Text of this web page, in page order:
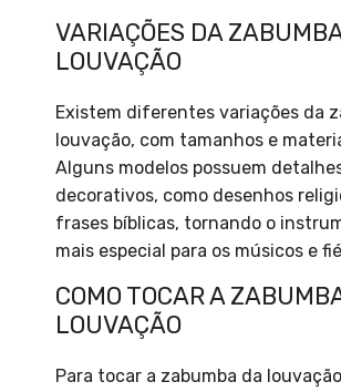
VARIAÇÕES DA
LOUVAÇÃO
Existem diferentes variações da
louvação, com tamanhos e
Alguns modelos possuem
decorativos, como desenhos
frases bíblicas, tornando o
mais especial para os músicos e
COMO TOCAR A
LOUVAÇÃO
Para tocar a zabumba da